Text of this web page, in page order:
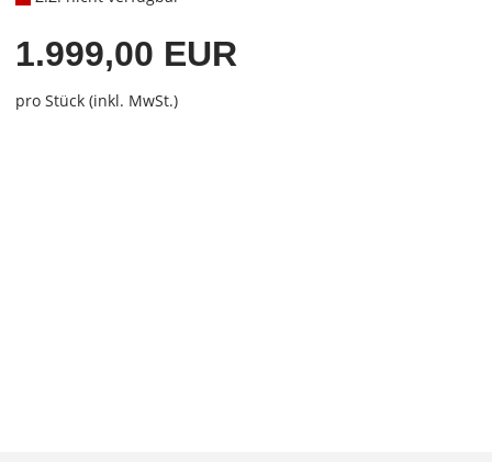
1.999,00 EUR
pro Stück (inkl. MwSt.)